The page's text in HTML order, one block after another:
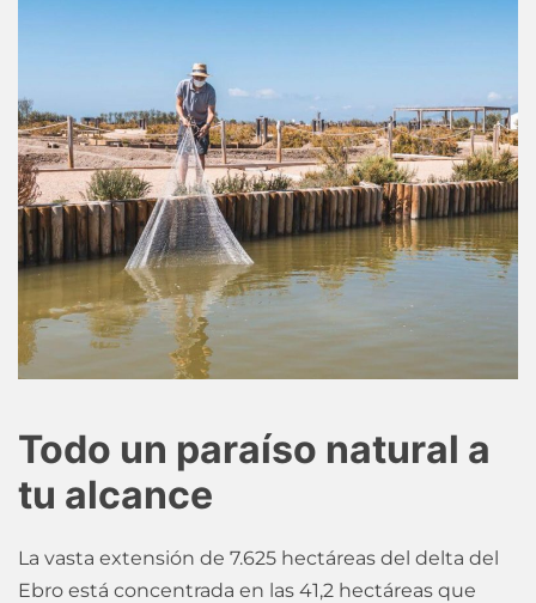
Todo un paraíso natural a
tu alcance
La vasta extensión de 7.625 hectáreas del delta del
Ebro está concentrada en las 41,2 hectáreas que